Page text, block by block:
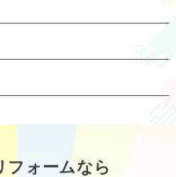
フォームなら